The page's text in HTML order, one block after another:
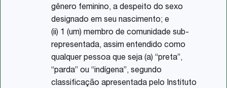
gênero feminino, a despeito do sexo
designado em seu nascimento; e
(ii) 1 (um) membro de comunidade sub-
representada, assim entendido como
qualquer pessoa que seja (a) “preta”,
“parda” ou “indígena”, segundo
classificação apresentada pelo Instituto